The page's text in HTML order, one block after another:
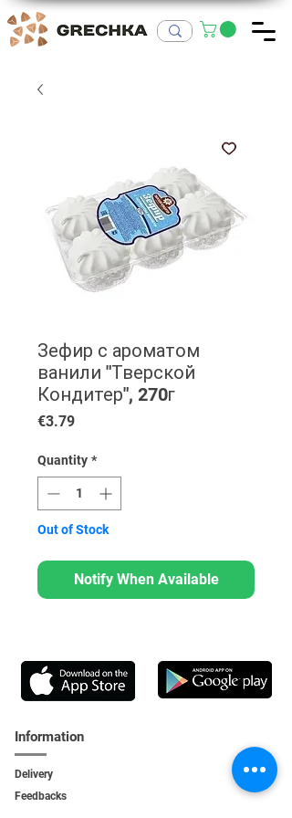
Зефир с ароматом
ванили "Тверской
Кондитер", 270г
€3.79Price
Quantity *
Out of Stock
Notify When Available
Information
Delivery
Feedbacks